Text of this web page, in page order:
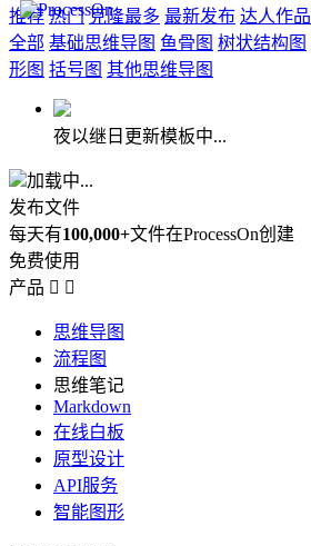
推荐 热门 克隆最多 最新发布 达人作品
全部 基础思维导图 鱼骨图 树状结构图
形图 括号图 其他思维导图
夜以继日更新模板中...
加载中...
发布文件
每天有100,000+文件在ProcessOn创建
免费使用
产品  
思维导图
流程图
思维笔记
Markdown
在线白板
原型设计
API服务
智能图形